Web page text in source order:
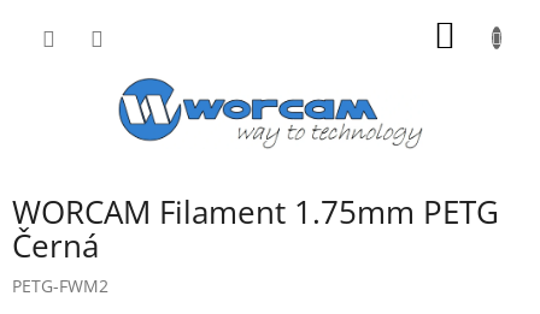
WORCAM Filament 1.75mm PETG
Černá
PETG-FWM2